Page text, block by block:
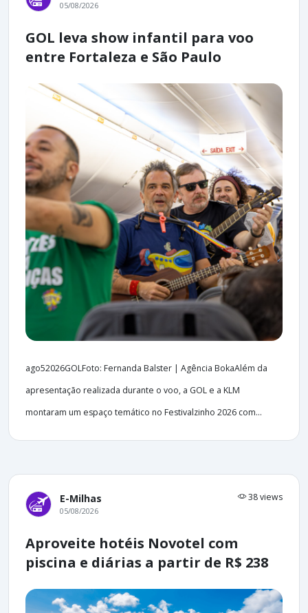
05/08/2026
GOL leva show infantil para voo
entre Fortaleza e São Paulo
ago52026GOLFoto: Fernanda Balster | Agência BokaAlém da
apresentação realizada durante o voo, a GOL e a KLM
montaram um espaço temático no Festivalzinho 2026 com...
E-Milhas 38 views
05/08/2026
Aproveite hotéis Novotel com
piscina e diárias a partir de R$ 238